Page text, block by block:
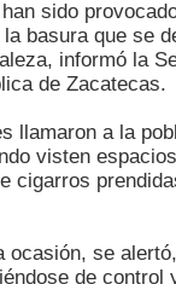
sido
basura que se
informó la
de Zacatecas.
llamaron a la
visten
cigarros
ocasión, se
de control